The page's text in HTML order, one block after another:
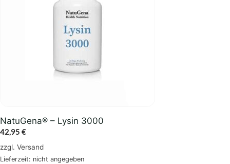
NatuGena® – Lysin 3000
42,95 €
zzgl. Versand
Lieferzeit: nicht angegeben